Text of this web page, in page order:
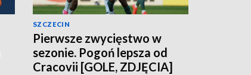
SZCZECIN
Pierwsze zwycięstwo w
sezonie. Pogoń lepsza od
Cracovii [GOLE, ZDJĘCIA]